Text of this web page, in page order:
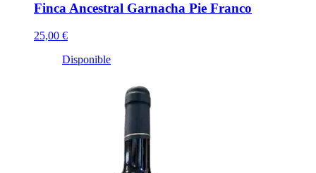
Finca Ancestral Garnacha Pie Franco
25,00 €
Disponible